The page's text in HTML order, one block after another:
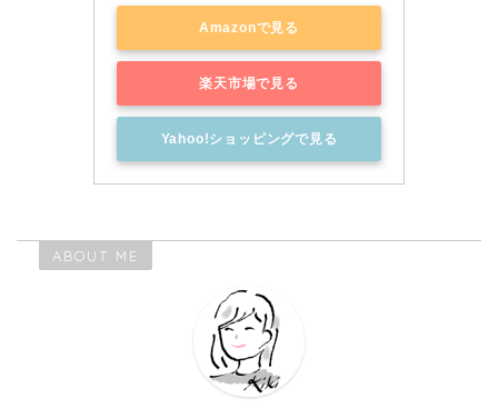
Amazonで見る
楽天市場で見る
Yahoo!ショッピングで見る
ABOUT ME